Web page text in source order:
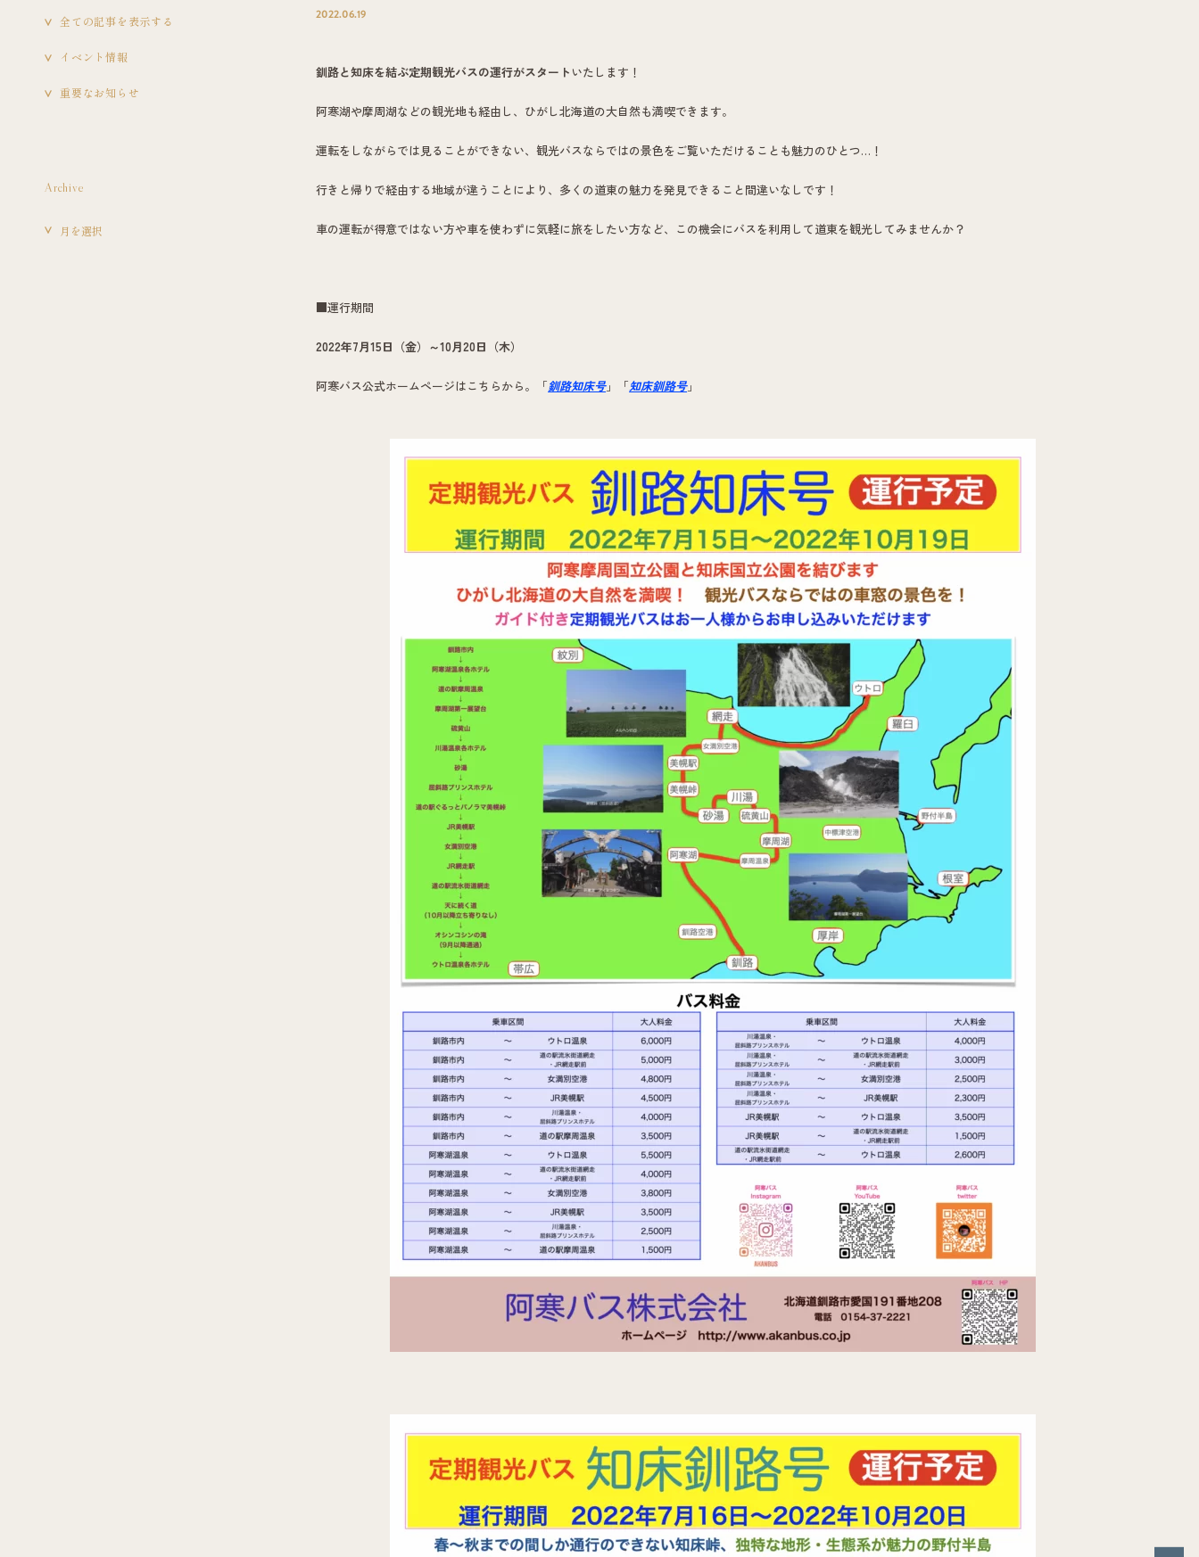
全ての記事を表示する
イベント情報
重要なお知らせ
Archive
2022.06.19
釧路と知床を結ぶ定期観光バスの運行がスタート いたします！
阿寒湖や摩周湖などの観光地も経由し、ひがし北海道の大自然も満喫できます。
運転をしながらでは見ることができない、観光バスならではの景色をご覧いただけることも魅力のひとつ…！
行きと帰りで経由する地域が違うことにより、多くの道東の魅力を発見できること間違いなしです！
車の運転が得意ではない方や車を使わずに気軽に旅をしたい方など、この機会にバスを利用して道東を観光してみませんか？
■運行期間
2022年7月15日（金）～10月20日（木）
阿寒バス公式ホームページはこちらから。「釧路知床号」「知床釧路号」